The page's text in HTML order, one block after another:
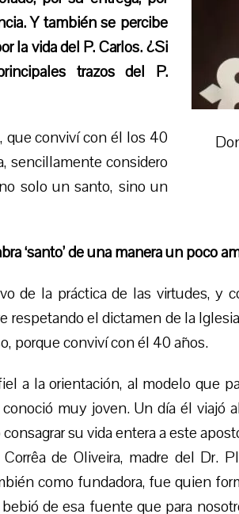
Y también se percibe
la vida del P. Carlos. ¿Si
trazos del P.
que conviví con él los 40
sencillamente considero
solo un santo, sino un
‘santo’ de una manera un poco
de la práctica de las virtudes, y
respetando el dictamen de la
porque conviví con él 40 años.
a la orientación, al modelo que
muy joven. Un día él viajó
su vida entera a este
de Oliveira, madre del Dr.
como fundadora, fue quien
de esa fuente que para